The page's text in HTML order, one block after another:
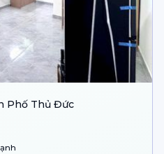
Phố Thủ Đức